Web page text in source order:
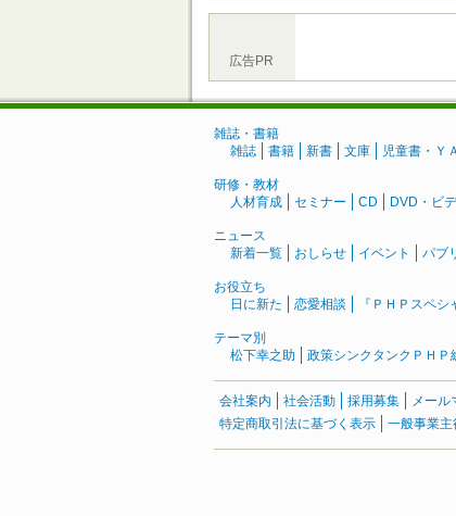
広告PR
雑誌・書籍
雑誌
書籍 新書 文庫 児童書・Ｙ
研修・教材
人材育成
セミナー CD DVD・ビ
ニュース
新着一覧
おしらせ イベント パブ
お役立ち
日に新た
恋愛相談 『ＰＨＰスペ
テーマ別
松下幸之助
政策シンクタンクＰＨＰ
会社案内 社会活動 採用募集 メール
特定商取引法に基づく表示
一般事業主